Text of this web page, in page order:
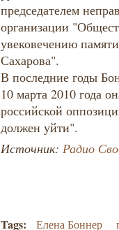
председателем
организации
увековечению
Сахарова".
В последние годы
10 марта 2010 года
российской
должен уйти".
Источник: Радио
Tags: Елена Боннер